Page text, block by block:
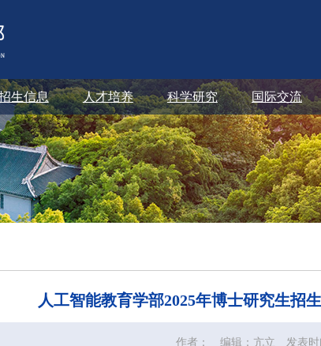
生信息 人才培养 科学研究 国际交流
人工智能教育学部2025年博士研究生招
作者： 编辑：亢立 发表时